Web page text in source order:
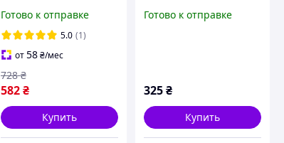
прямоугольная 3.0 л
(8102)
Готово к отправке
5.0 (1)
от58 ₴/мес
582 ₴
728 ₴
Купить
00002692
Готово к отправке
325₴
Купить